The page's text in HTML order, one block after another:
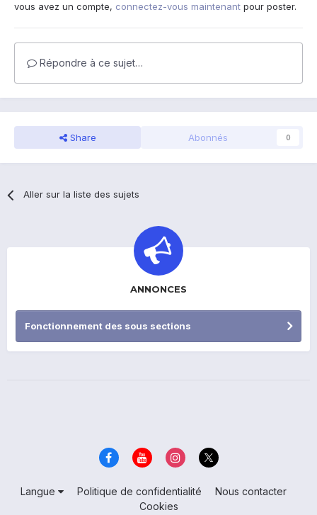
vous avez un compte, connectez-vous maintenant pour poster.
Répondre à ce sujet…
Share Abonnés 0
Aller sur la liste des sujets
ANNONCES
Fonctionnement des sous sections
Langue Politique de confidentialité
Nous contacter
Cookies